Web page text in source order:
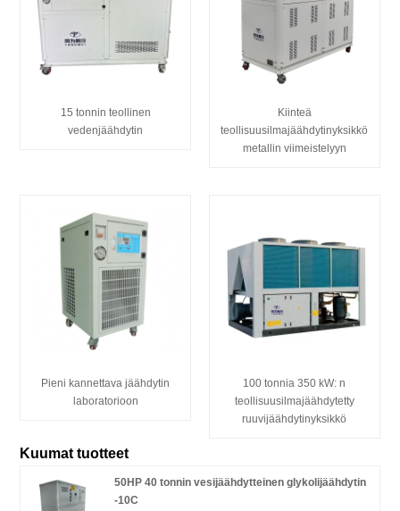
15 tonnin teollinen
vedenjäähdytin
Kiinteä
teollisuusilmajäähdytinyksikkö
metallin viimeistelyyn
Pieni kannettava jäähdytin
laboratorioon
100 tonnia 350 kW: n
teollisuusilmajäähdytetty
ruuvijäähdytinyksikkö
Kuumat tuotteet
50HP 40 tonnin vesijäähdytteinen glykolijäähdytin
-10C